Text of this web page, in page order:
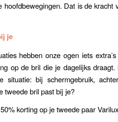
hoofdbewegingen. Dat is de kracht
je
hebben onze ogen iets
op de bril die je dagelijks
situatie: bij schermgebruik,
tweede bril past bij je?
korting op je tweede paar